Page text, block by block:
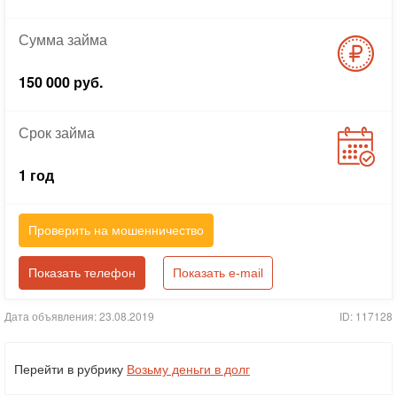
Суммазайма
150 000 руб.
Срокзайма
1 год
Проверить на мошенничество
Показать телефон Показать e-mail
Дата объявления: 23.08.2019 ID: 117128
Перейти в рубрику Возьму деньги в долг